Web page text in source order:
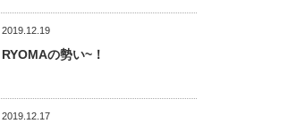
2019.12.19
RYOMAの勢い~！
2019.12.17